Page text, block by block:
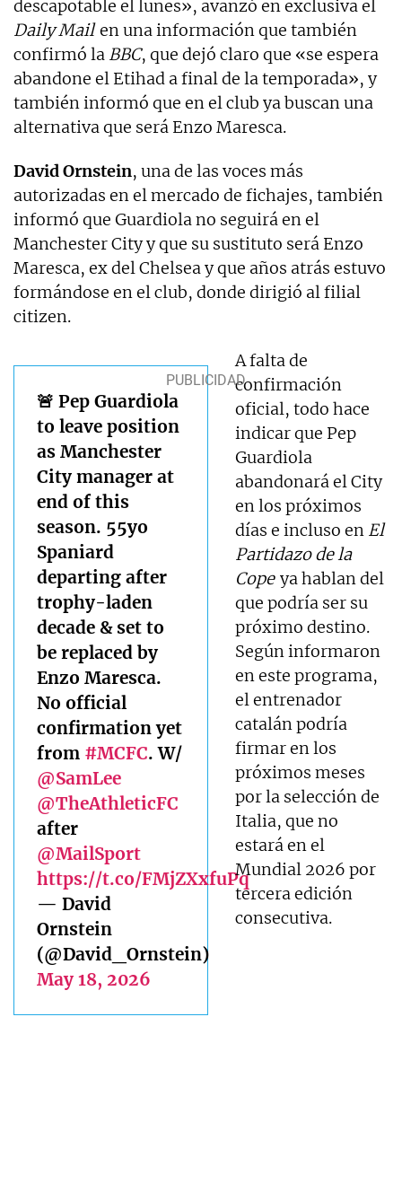
descapotable el lunes», avanzó en exclusiva el
Daily Mailen una información que también
confirmó la BBC, que dejó claro que «se espera
abandone el Etihad a final de la temporada», y
también informó que en el club ya buscan una
alternativa que será Enzo Maresca.
David Ornstein, una de las voces más
autorizadas en el mercado de fichajes, también
informó que Guardiola no seguirá en el
Manchester City y que su sustituto será Enzo
Maresca, ex del Chelsea y que años atrás estuvo
formándose en el club, donde dirigió al filial
citizen.
🚨 Pep Guardiola
to leave position
as Manchester
City manager at
end of this
season. 55yo
Spaniard
departing after
trophy-laden
decade & set to
be replaced by
Enzo Maresca.
No official
confirmation yet
from #MCFC. W/
@SamLee
@TheAthleticFC
after
@MailSport
https://t.co/FMjZXxfuPq
— David
Ornstein
(@David_Ornstein)
May 18, 2026
A falta de
confirmación
oficial, todo hace
indicar que Pep
Guardiola
abandonará el City
en los próximos
días e incluso en El
Partidazo de la
Cope ya hablan del
que podría ser su
próximo destino.
Según informaron
en este programa,
el entrenador
catalán podría
firmar en los
próximos meses
por la selección de
Italia, que no
estará en el
Mundial 2026 por
tercera edición
consecutiva.